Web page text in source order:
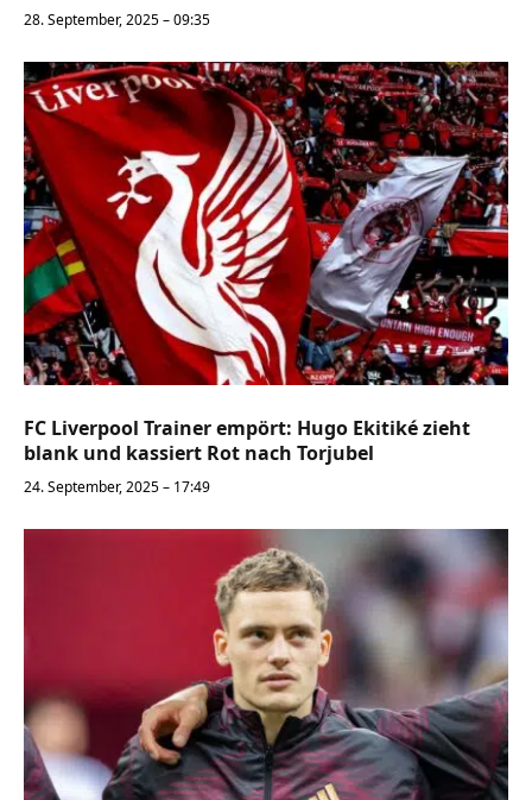
28. September, 2025 – 09:35
FC Liverpool Trainer empört: Hugo Ekitiké zieht
blank und kassiert Rot nach Torjubel
24. September, 2025 – 17:49